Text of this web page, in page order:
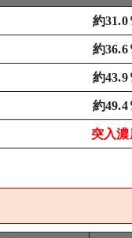
約31.0
約36.6
約43.9
約49.4
突入濃